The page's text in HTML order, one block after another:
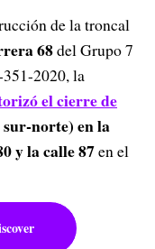
de la troncal
68del Grupo 7
2020, la
elcierre de
norte) en la
y la calle 87en el